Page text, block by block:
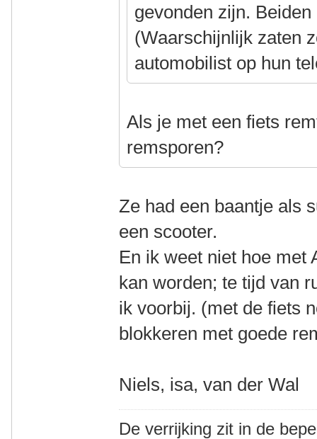
gevonden zijn.
(Waarschijnlijk zaten
automobilist op hun
Als je met een fiets
remsporen?
Ze had een baantje als
een scooter.
En ik weet niet hoe met
kan worden; te tijd van
ik voorbij. (met de fiets
blokkeren met goede
Niels, isa, van der Wal
De verrijking zit in de